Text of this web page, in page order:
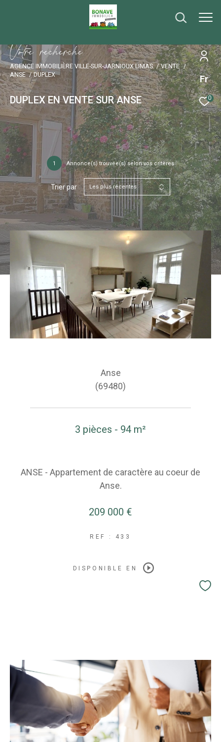
Fr
0
Votre recherche
AGENCE IMMOBILIÈRE VILLE-SUR-JARNIOUX LIMAS
VENTE
ANSE
DUPLEX
DUPLEX EN VENTE SUR ANSE
1 Annonce(s) trouvée(s) selon vos critères
Trier par Les plus récentes
Anse
(69480)
3 pièces - 94 m²
ANSE - Appartement de caractère au coeur de
Anse.
209 000 €
REF : 433
DISPONIBLE EN